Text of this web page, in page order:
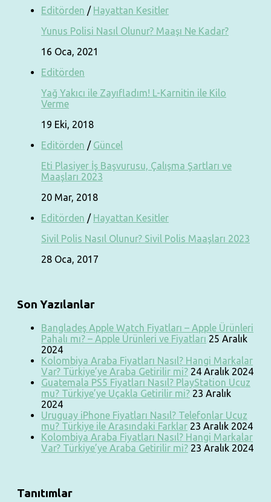
Editörden / Hayattan Kesitler
Yunus Polisi Nasıl Olunur? Maaşı Ne Kadar?
16 Oca, 2021
Editörden
Yağ Yakıcı ile Zayıfladım! L-Karnitin ile Kilo
Verme
19 Eki, 2018
Editörden / Güncel
Eti Plasiyer İş Başvurusu, Çalışma Şartları ve
Maaşları 2023
20 Mar, 2018
Editörden / Hayattan Kesitler
Sivil Polis Nasıl Olunur? Sivil Polis Maaşları 2023
28 Oca, 2017
Son Yazılanlar
Bangladeş Apple Watch Fiyatları – Apple Ürünleri
Pahalı mı? – Apple Ürünleri ve Fiyatları 25 Aralık
2024
Kolombiya Araba Fiyatları Nasıl? Hangi Markalar
Var? Türkiye’ye Araba Getirilir mi? 24 Aralık 2024
Guatemala PS5 Fiyatları Nasıl? PlayStation Ucuz
mu? Türkiye’ye Uçakla Getirilir mi? 23 Aralık
2024
Uruguay iPhone Fiyatları Nasıl? Telefonlar Ucuz
mu? Türkiye ile Arasındaki Farklar 23 Aralık 2024
Kolombiya Araba Fiyatları Nasıl? Hangi Markalar
Var? Türkiye’ye Araba Getirilir mi? 23 Aralık 2024
Tanıtımlar